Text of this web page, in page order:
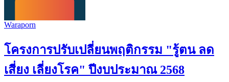
Waraporn
โครงการปรับเปลี่ยนพฤติกรรม "รู้ตน ลด
เสี่ยง เลี่ยงโรค" ปีงบประมาณ 2568